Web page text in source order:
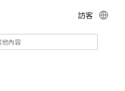
訪客